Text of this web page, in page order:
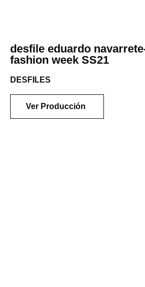
desfile eduardo
fashion week SS21
DESFILES
Ver Producción